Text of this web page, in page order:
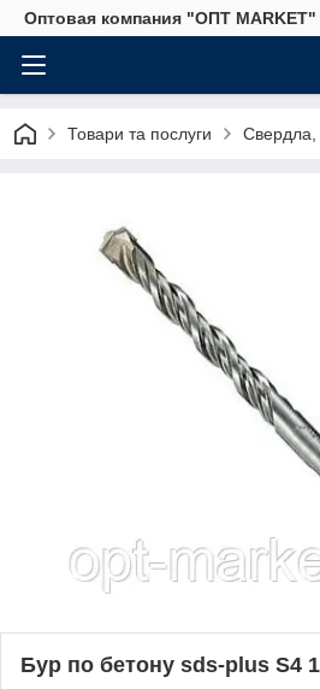
Оптовая компания "ОПТ MARKET"
Товари та послуги Свердла,
Бур по бетону sds-plus S4